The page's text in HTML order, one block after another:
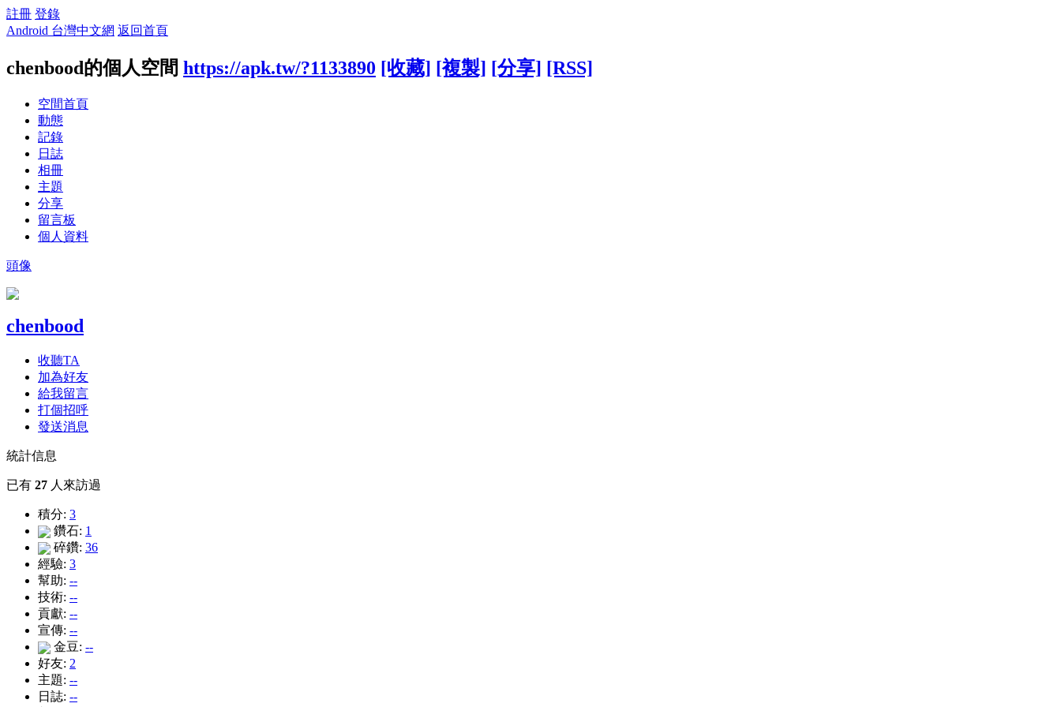
註冊 登錄
Android 台灣中文網 返回首頁
chenbood的個人空間 https://apk.tw/?1133890 [收藏] [複製] [分享] [RSS]
空間首頁
動態
記錄
日誌
相冊
主題
分享
留言板
個人資料
頭像
chenbood
收聽TA
加為好友
給我留言
打個招呼
發送消息
統計信息
已有 27 人來訪過
積分: 3
鑽石: 1
碎鑽: 36
經驗: 3
幫助: --
技術: --
貢獻: --
宣傳: --
金豆: --
好友: 2
主題: --
日誌: --